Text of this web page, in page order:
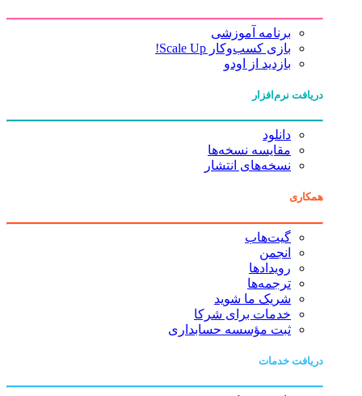
برنامه آموزشی
بازی کسب‌وکار Scale Up!
بازدید از اودو
دریافت نرم‌افزار
دانلود
مقایسه نسخه‌ها
نسخه‌های انتشار
همکاری
گیت‌هاب
انجمن
رویدادها
ترجمه‌ها
شریک ما شوید
خدمات برای شرکا
ثبت مؤسسه حسابداری
دریافت خدمات